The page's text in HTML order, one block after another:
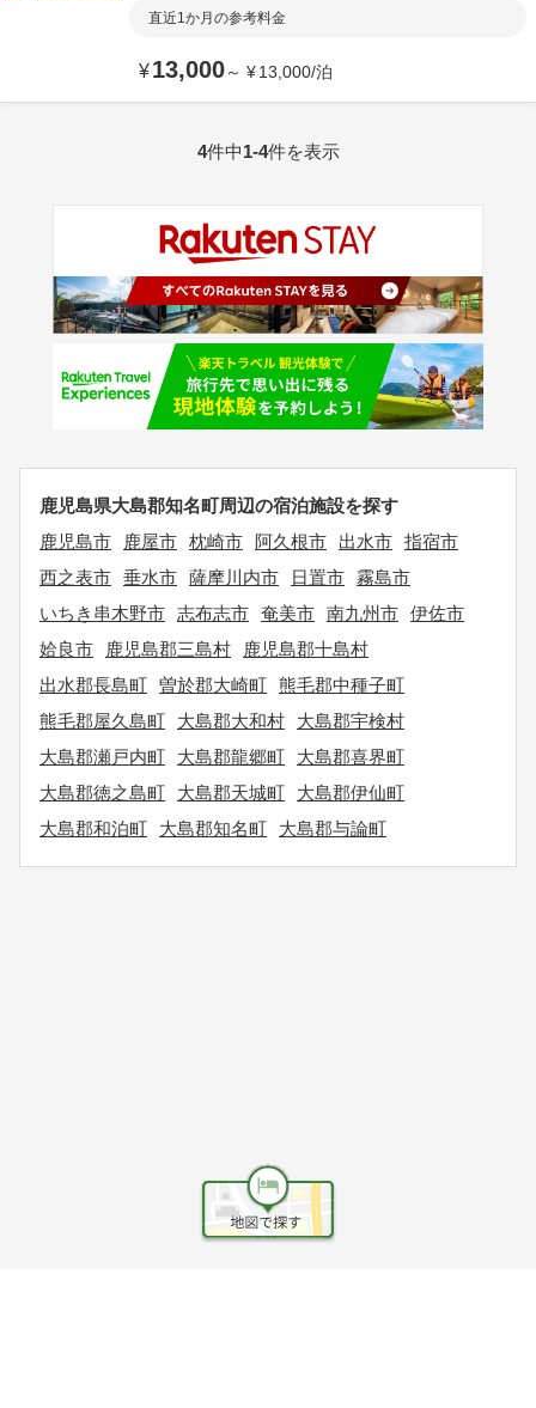
直近1か月の参考料金
¥13,000～ ¥13,000/泊
4件中1-4件を表示
鹿児島県大島郡知名町周辺の宿泊施設を探す
鹿児島市
鹿屋市 枕崎市 阿久根市 出水市 指宿市
西之表市 垂水市 薩摩川内市 日置市 霧島市
いちき串木野市 志布志市 奄美市 南九州市 伊佐市
姶良市
鹿児島郡三島村
鹿児島郡十島村
出水郡長島町 曽於郡大崎町 熊毛郡中種子町
熊毛郡屋久島町
大島郡大和村
大島郡宇検村
大島郡瀬戸内町
大島郡龍郷町
大島郡喜界町
大島郡徳之島町
大島郡天城町
大島郡伊仙町
大島郡和泊町
大島郡知名町 大島郡与論町